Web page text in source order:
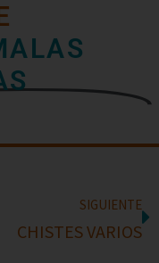
SIGUIENTE
CHISTES VARIOS